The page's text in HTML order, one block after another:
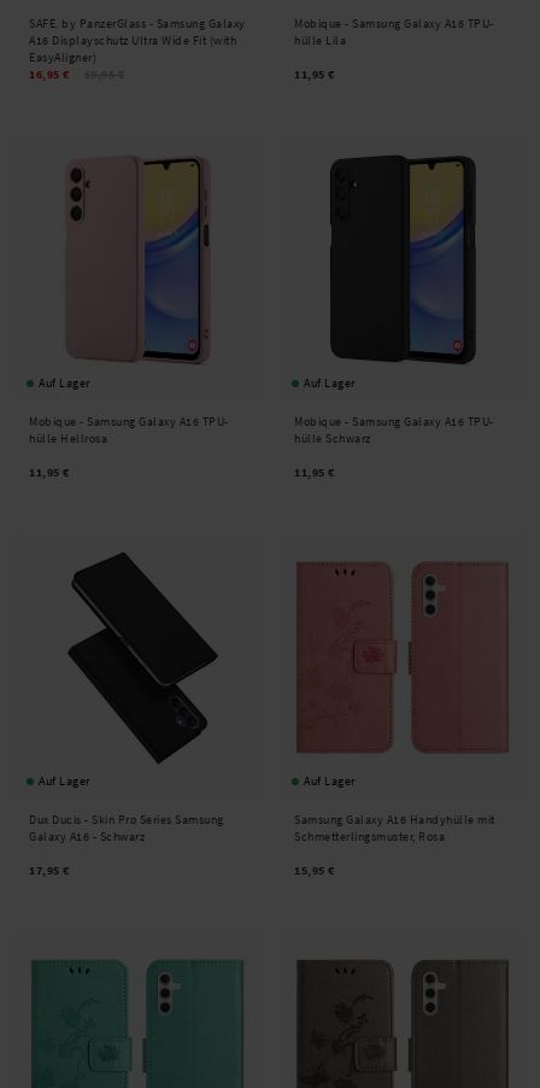
SAFE. by PanzerGlass - Samsung Galaxy
A16 Displayschutz Ultra Wide Fit (with
EasyAligner)
16,95 €
Mobique - Samsung Galaxy A16 TPU-
hülle Lila
11,95 €
Auf Lager
Mobique - Samsung Galaxy A16 TPU-
hülle Hellrosa
11,95 €
Auf Lager
Mobique - Samsung Galaxy A16 TPU-
hülle Schwarz
11,95 €
Auf Lager
Dux Ducis - Skin Pro Series Samsung
Galaxy A16 - Schwarz
17,95 €
Auf Lager
Samsung Galaxy A16 Handyhülle mit
Schmetterlingsmuster, Rosa
15,95 €